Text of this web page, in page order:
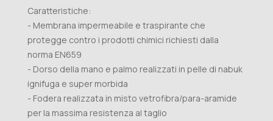
Caratteristiche:
- Membrana impermeabile e traspirante che
protegge contro i prodotti chimici richiesti dalla
norma EN659
- Dorso della mano e palmo realizzati in pelle di nabuk
ignifuga e super morbida
- Fodera realizzata in misto vetrofibra/para-aramide
per la massima resistenza al taglio